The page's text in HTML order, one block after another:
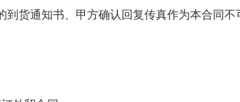
到货通知书、甲方确认回复传真作为本合同不